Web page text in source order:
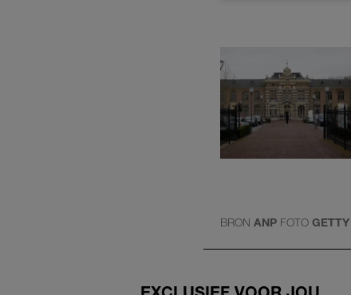
BRON ANP FOTO